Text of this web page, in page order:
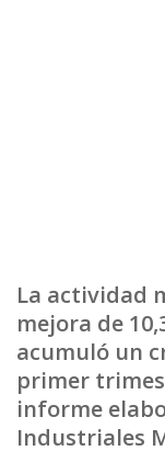
La actividad
mejora de
acumuló un
primer
informe
Industriales